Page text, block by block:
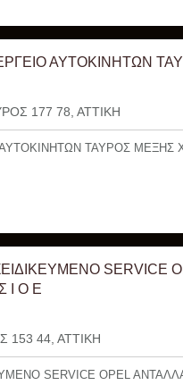
ΑΥΤΟΚΙΝΗΤΩΝ
177 78, ΑΤΤΙΚΗ
ΤΑΥΡΟΣ ΜΕΞΗΣ
SERVICE
Ι Ο Ε
153 44, ΑΤΤΙΚΗ
SERVICE OPEL